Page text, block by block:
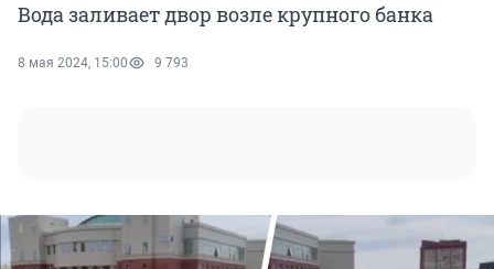
Вода заливает двор возле крупного банка
8 мая 2024, 15:00 9 793